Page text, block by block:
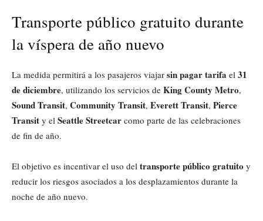
Transporte público gratuito durante
la víspera de año nuevo
La medida permitirá a los pasajeros viajar sin pagar tarifa el 31
de diciembre, utilizando los servicios de King County Metro,
Sound Transit, Community Transit, Everett Transit, Pierce
Transit y el Seattle Streetcar como parte de las celebraciones
de fin de año.
El objetivo es incentivar el uso del transporte público gratuito y
reducir los riesgos asociados a los desplazamientos durante la
noche de año nuevo.